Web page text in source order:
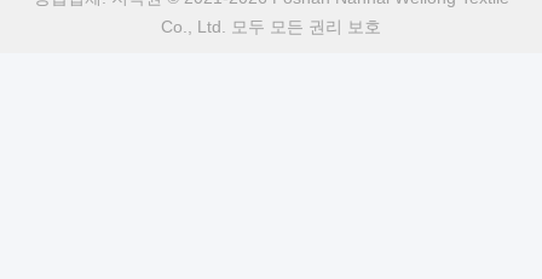
Co., Ltd. 모두 모든 권리 보호